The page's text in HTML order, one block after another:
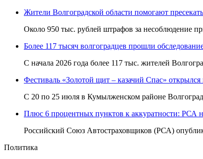
Жители Волгоградской области помогают
Около 950 тыс. рублей штрафов за несоблюдение
Более 117 тысяч волгоградцев прошли
С начала 2026 года более 117 тыс. жителей
Фестиваль «Золотой щит – казачий Спас» открылся
С 20 по 25 июля в Кумылженском районе
Плюс 6 процентных пунктов к аккуратности: РСА
Российский Союз Автостраховщиков (РСА)
Политика